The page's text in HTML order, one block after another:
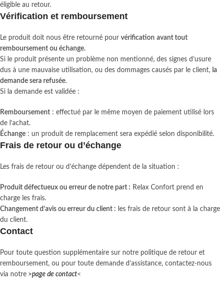
éligible au retour.
Vérification et remboursement
Le produit doit nous être retourné pour vérification avant tout
remboursement ou échange.
Si le produit présente un problème non mentionné, des signes d’usure
dus à une mauvaise utilisation, ou des dommages causés par le client, la
demande sera refusée.
Si la demande est validée :
Remboursement : effectué par le même moyen de paiement utilisé lors
de l’achat.
Échange : un produit de remplacement sera expédié selon disponibilité.
Frais de retour ou d’échange
Les frais de retour ou d’échange dépendent de la situation :
Produit défectueux ou erreur de notre part : Relax Confort prend en
charge les frais.
Changement d’avis ou erreur du client : les frais de retour sont à la charge
du client.
Contact
Pour toute question supplémentaire sur notre politique de retour et
remboursement, ou pour toute demande d’assistance, contactez-nous
via notre >page de contact<